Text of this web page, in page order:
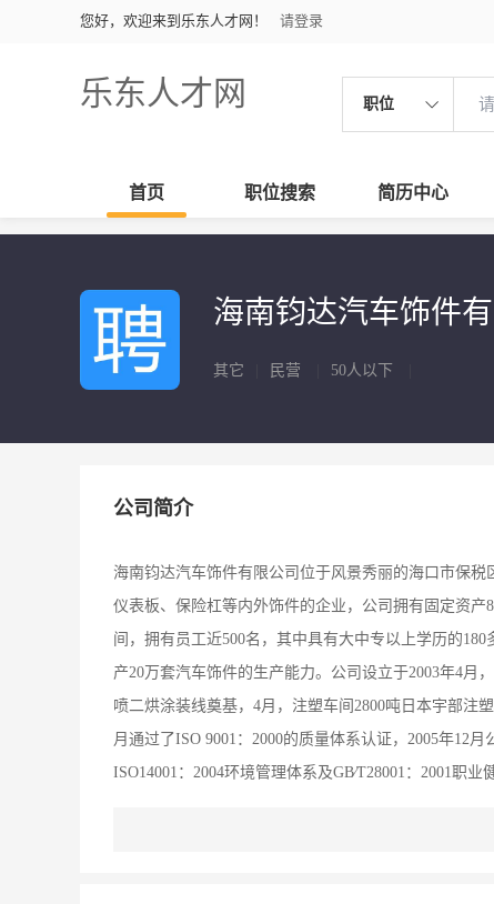
您好，欢迎来到乐东人才网！ 请登录
乐东人才网 职位
首页 职位搜索 简历中心
海南钧达汽车饰件
其它 民营 50人以下
公司简介
海南钧达汽车饰件有限公司位于风景秀丽的海口市保
仪表板、保险杠等内外饰件的企业，公司拥有固定资
间，拥有员工近500名，其中具有大中专以上学历的
产20万套汽车饰件的生产能力。公司设立于2003年4月
喷二烘涂装线奠基，4月，注塑车间2800吨日本宇部注
月通过了ISO 9001：2000的质量体系认证，2005年12
ISO14001：2004环境管理体系及GB∕T28001：2001职
年喷涂量可达15万套。公司致力于各类汽车内饰件的